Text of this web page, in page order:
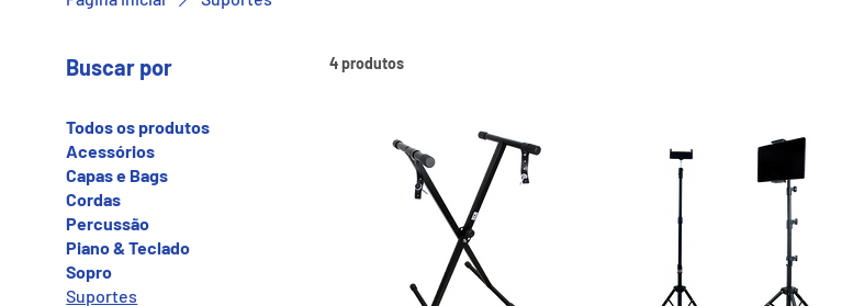
Buscar por
Todos os produtos
Acessórios
Capas e Bags
Cordas
Percussão
Piano & Teclado
Sopro
Suportes
4 produtos